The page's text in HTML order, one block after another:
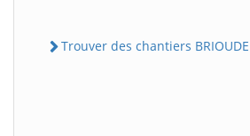
Trouver des chantiers BRIOUDE